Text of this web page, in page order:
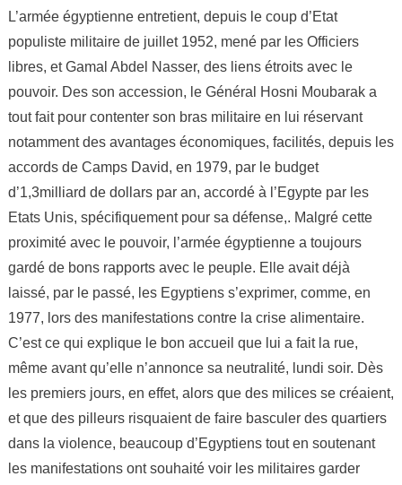
L’armée égyptienne entretient, depuis le coup d’Etat
populiste militaire de juillet 1952, mené par les Officiers
libres, et Gamal Abdel Nasser, des liens étroits avec le
pouvoir. Des son accession, le Général Hosni Moubarak a
tout fait pour contenter son bras militaire en lui réservant
notamment des avantages économiques, facilités, depuis les
accords de Camps David, en 1979, par le budget
d’1,3milliard de dollars par an, accordé à l’Egypte par les
Etats Unis, spécifiquement pour sa défense,. Malgré cette
proximité avec le pouvoir, l’armée égyptienne a toujours
gardé de bons rapports avec le peuple. Elle avait déjà
laissé, par le passé, les Egyptiens s’exprimer, comme, en
1977, lors des manifestations contre la crise alimentaire.
C’est ce qui explique le bon accueil que lui a fait la rue,
même avant qu’elle n’annonce sa neutralité, lundi soir. Dès
les premiers jours, en effet, alors que des milices se créaient,
et que des pilleurs risquaient de faire basculer des quartiers
dans la violence, beaucoup d’Egyptiens tout en soutenant
les manifestations ont souhaité voir les militaires garder